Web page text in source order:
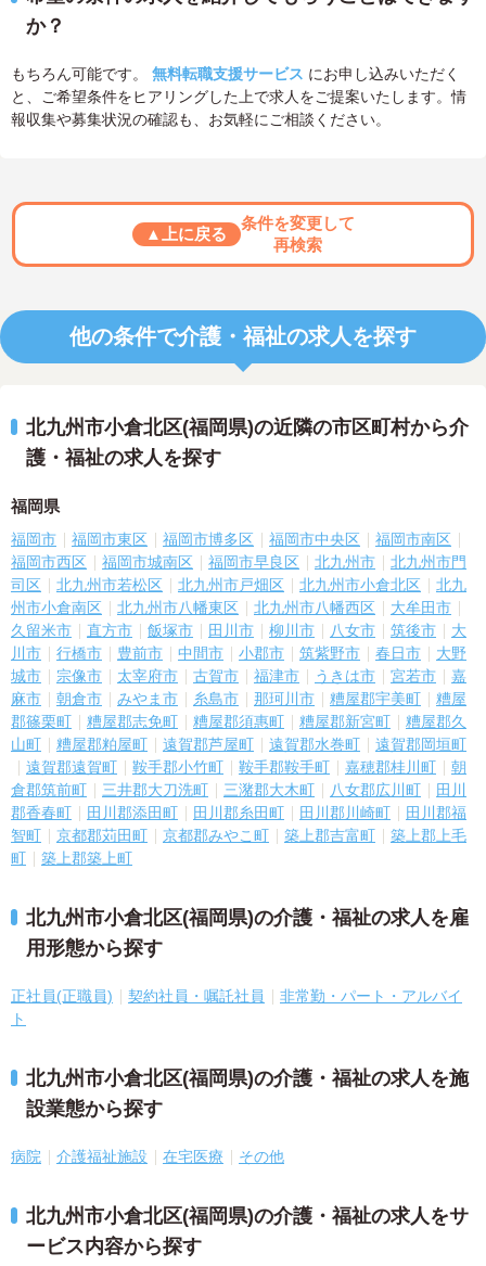
か？
もちろん可能です。 無料転職支援サービス にお申し込みいただく
と、ご希望条件をヒアリングした上で求人をご提案いたします。情
報収集や募集状況の確認も、お気軽にご相談ください。
▲上に戻る
条件を変更して
再検索
他の条件で介護・福祉の求人を探す
北九州市小倉北区(福岡県)の近隣の市区町村から介
護・福祉の求人を探す
福岡県
福岡市 福岡市東区 福岡市博多区 福岡市中央区
福岡市南区
福岡市西区
福岡市城南区 福岡市早良区 北九州市
北九州市門
司区
北九州市若松区 北九州市戸畑区 北九州市小倉北区
北九
州市小倉南区
北九州市八幡東区 北九州市八幡西区
大牟田市
久留米市
直方市 飯塚市 田川市 柳川市 八女市 筑後市
大
川市
行橋市 豊前市 中間市 小郡市 筑紫野市 春日市
大野
城市
宗像市 太宰府市 古賀市 福津市 うきは市 宮若市
嘉
麻市
朝倉市 みやま市 糸島市 那珂川市 糟屋郡宇美町
糟屋
郡篠栗町
糟屋郡志免町 糟屋郡須惠町 糟屋郡新宮町
糟屋郡久
山町
糟屋郡粕屋町 遠賀郡芦屋町 遠賀郡水巻町
遠賀郡岡垣町
遠賀郡遠賀町
鞍手郡小竹町 鞍手郡鞍手町 嘉穂郡桂川町
朝
倉郡筑前町
三井郡大刀洗町 三潴郡大木町 八女郡広川町
田川
郡香春町
田川郡添田町 田川郡糸田町 田川郡川崎町
田川郡福
智町
京都郡苅田町 京都郡みやこ町 築上郡吉富町
築上郡上毛
町
築上郡築上町
北九州市小倉北区(福岡県)の介護・福祉の求人を雇
用形態から探す
正社員(正職員) 契約社員・嘱託社員
非常勤・パート・アルバイ
ト
北九州市小倉北区(福岡県)の介護・福祉の求人を施
設業態から探す
病院 介護福祉施設 在宅医療 その他
北九州市小倉北区(福岡県)の介護・福祉の求人をサ
ービス内容から探す